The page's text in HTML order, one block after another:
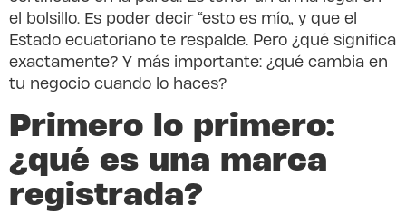
el bolsillo. Es poder decir “esto es mío” y que el
Estado ecuatoriano te respalde. Pero ¿qué significa
exactamente? Y más importante: ¿qué cambia en
tu negocio cuando lo haces?
Primero lo primero:
¿qué es una marca
registrada?